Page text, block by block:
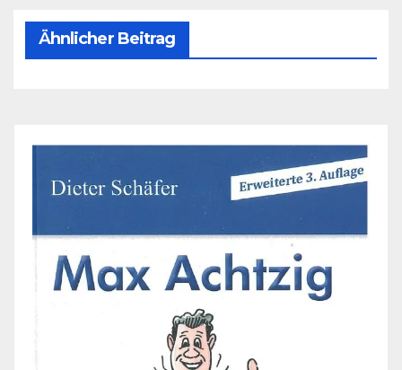
Ähnlicher Beitrag